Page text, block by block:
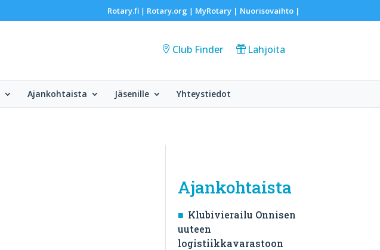
Rotary.fi| Rotary.org | MyRotary | Nuorisovaihto|
Club Finder Lahjoita
Ajankohtaista Jäsenille Yhteystiedot
Ajankohtaista
Klubivierailu Onnisen
uuteen
logistiikkavarastoon